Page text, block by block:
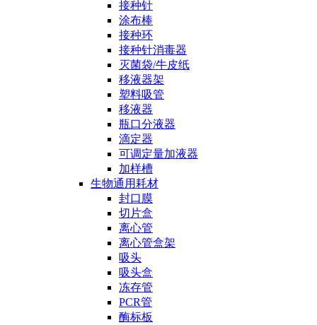
接种针
涂布棒
接种环
接种针消毒器
灭菌袋/牛皮纸
移液器架
塑料吸管
移液器
瓶口分液器
滴定器
可调定量加液器
加样槽
生物通用耗材
封口膜
切片盒
离心管
离心管盒架
吸头
吸头盒
冻存管
PCR管
酶标板